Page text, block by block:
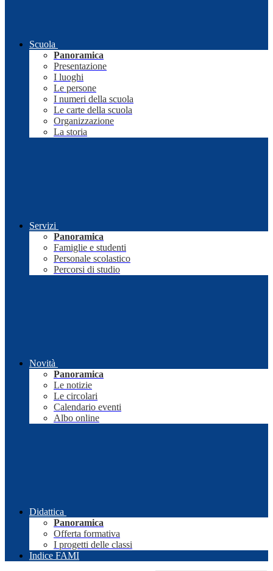
Scuola
Panoramica
Presentazione
I luoghi
Le persone
I numeri della scuola
Le carte della scuola
Organizzazione
La storia
Servizi
Panoramica
Famiglie e studenti
Personale scolastico
Percorsi di studio
Novità
Panoramica
Le notizie
Le circolari
Calendario eventi
Albo online
Didattica
Panoramica
Offerta formativa
I progetti delle classi
Indice FAMI